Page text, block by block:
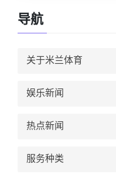
导航
关于米兰体育
娱乐新闻
热点新闻
服务种类